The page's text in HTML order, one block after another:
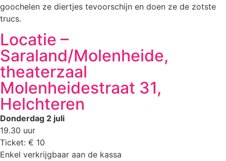
goochelen ze diertjes tevoorschijn en doen ze de zotste
trucs.
Locatie –
Saraland/Molenheide,
theaterzaal
Molenheidestraat 31,
Helchteren
Donderdag 2 juli
19.30 uur
Ticket: € 10
Enkel verkrijgbaar aan de kassa